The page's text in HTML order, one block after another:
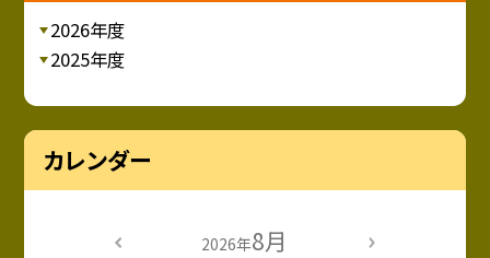
2026年度
2025年度
カレンダー
2026年8月